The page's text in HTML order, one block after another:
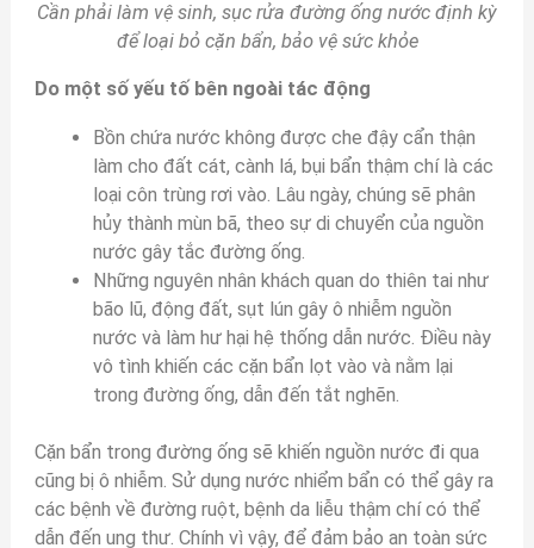
Cần phải làm vệ sinh, sục rửa đường ống nước định kỳ
để loại bỏ cặn bẩn, bảo vệ sức khỏe
Do một số yếu tố bên ngoài tác động
Bồn chứa nước không được che đậy cẩn thận
làm cho đất cát, cành lá, bụi bẩn thậm chí là các
loại côn trùng rơi vào. Lâu ngày, chúng sẽ phân
hủy thành mùn bã, theo sự di chuyển của nguồn
nước gây tắc đường ống.
Những nguyên nhân khách quan do thiên tai như
bão lũ, động đất, sụt lún gây ô nhiễm nguồn
nước và làm hư hại hệ thống dẫn nước. Điều này
vô tình khiến các cặn bẩn lọt vào và nằm lại
trong đường ống, dẫn đến tắt nghẽn.
Cặn bẩn trong đường ống sẽ khiến nguồn nước đi qua
cũng bị ô nhiễm. Sử dụng nước nhiểm bẩn có thể gây ra
các bệnh về đường ruột, bệnh da liễu thậm chí có thể
dẫn đến ung thư. Chính vì vậy, để đảm bảo an toàn sức